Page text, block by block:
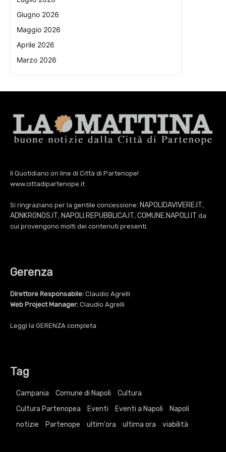
Giugno 2026
Maggio 2026
Aprile 2026
Marzo 2026
Il Quotidiano on line di Città di Partenope!
www.cittadipartenope.it
Si ringraziano per la gentile concessione: NAPOLIDAVIVERE.IT,
ADNKRONOS.IT, NAPOLI.REPUBBLICA.IT, COMUNE.NAPOLI.IT da
cui provengono molti dei contenuti presenti.
Gerenza
Direttore Responsabile: Claudio Agrelli
Web Project Manager: Claudio Agrelli
Leggi la GERENZA completa
Tag
Campania Comune di Napoli
Cultura
Cultura Partenopea
Eventi Eventi a Napoli
Napoli
notizie
Partenope ultim'ora ultima ora viabilità